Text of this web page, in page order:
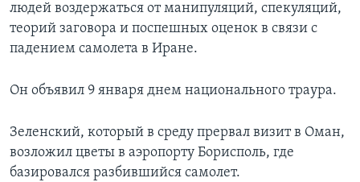
людей воздержаться от манипуляций, спекуляций,
теорий заговора и поспешных оценок в связи с
падением самолета в Иране.
Он объявил 9 января днем национального траура.
Зеленский, который в среду прервал визит в Оман,
возложил цветы в аэропорту Борисполь, где
базировался разбившийся самолет.